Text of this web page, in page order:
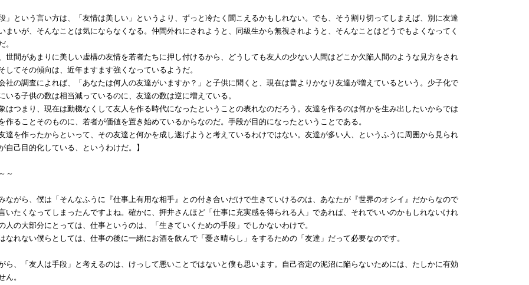
」という言い方は、「友情は美しい」というより、ずっと冷たく聞こえるかもしれない。でも、そう割り切ってしまえば、別に友達
まいが、そんなことは気にならなくなる。仲間外れにされようと、同級生から無視されようと、そんなことはどうでもよくなってく
。
世間があまりに美しい虚構の友情を若者たちに押し付けるから、どうしても友人の少ない人間はどこか欠陥人間のような見方をされ
してその傾向は、近年ますます強くなっているようだ。
社の調査によれば、「あなたは何人の友達がいますか？」と子供に聞くと、現在は昔よりかなり友達が増えているという。少子化で
いる子供の数は相当減っているのに、友達の数は逆に増えている。
はつまり、現在は動機なくして友人を作る時代になったということの表れなのだろう。友達を作るのは何かを生み出したいからでは
作ることそのものに、若者が価値を置き始めているからなのだ。手段が目的になったということである。
達を作ったからといって、その友達と何かを成し遂げようと考えているわけではない。友達が多い人、というふうに周囲から見られ
自己目的化している、というわけだ。】
～
ながら、僕は「そんなふうに『仕事上有用な相手』との付き合いだけで生きていけるのは、あなたが『世界のオシイ』だからなので
たくなってしまったんですよね。確かに、押井さんほど「仕事に充実感を得られる人」であれば、それでいいのかもしれないけれ
人の大部分にとっては、仕事というのは、「生きていくための手段」でしかないわけで。
なれない僕らとしては、仕事の後に一緒にお酒を飲んで「憂さ晴らし」をするための「友達」だって必要なのです。
ら、「友人は手段」と考えるのは、けっして悪いことではないと僕も思います。自己否定の泥沼に陥らないためには、たしかに有効
ん。